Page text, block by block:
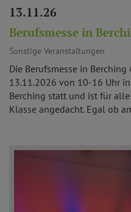
13.11.26
Berufsmesse in
Sonstige Veranstaltungen
Die Berufsmesse in Berching
13.11.2026 von 10-16 Uhr
Berching statt und ist für
Klasse angedacht. Egal ob